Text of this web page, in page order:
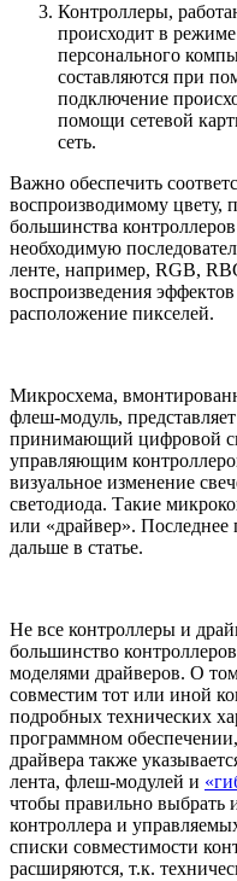
Контроллеры,
происходит в
персонального
составляются при
подключение
помощи сетевой
сеть.
Важно обеспечить
воспроизводимому цвету,
большинства
необходимую
ленте, например, RGB,
воспроизведения
расположение пикселей.
Микросхема,
флеш-модуль,
принимающий цифровой
управляющим
визуальное изменение
светодиода. Такие
или «драйвер». Последнее
дальше в статье.
Не все контроллеры и
большинство
моделями драйверов. О
совместим тот или иной
подробных технических
программном
драйвера также
лента, флеш-модулей и
чтобы правильно выбрать
контроллера и
списки совместимости
расширяются, т.к.